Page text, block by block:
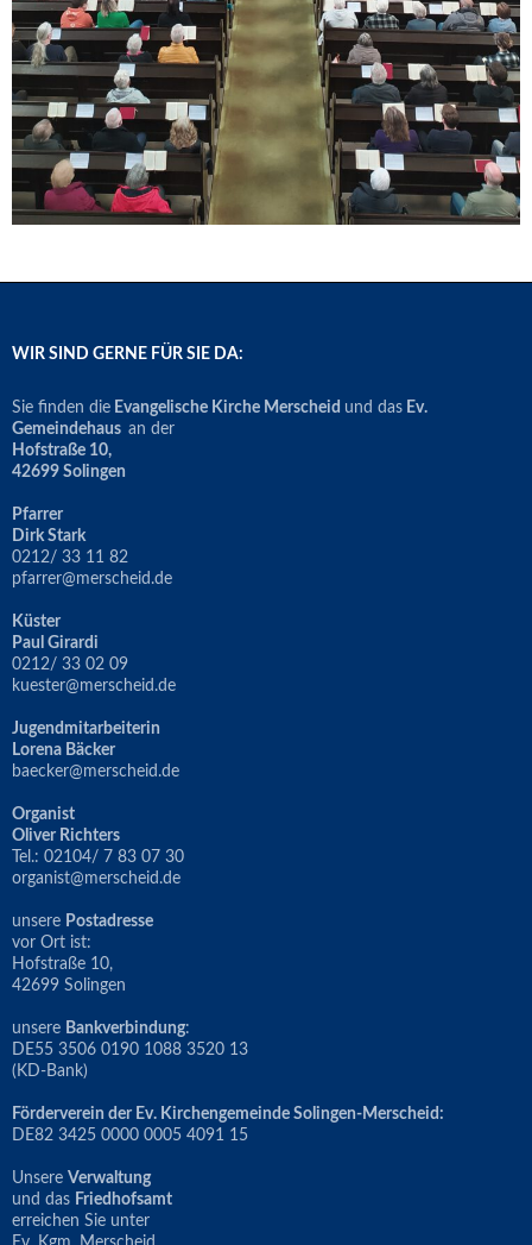
WIR SIND GERNE FÜR SIE DA:
Sie finden die Evangelische Kirche Merscheid und das Ev.
Gemeindehaus an der
Hofstraße 10,
42699 Solingen
Pfarrer
Dirk Stark
0212/ 33 11 82
pfarrer@merscheid.de
Küster
Paul Girardi
0212/ 33 02 09
kuester@merscheid.de
Jugendmitarbeiterin
Lorena Bäcker
baecker@merscheid.de
Organist
Oliver Richters
Tel.: 02104/ 7 83 07 30
organist@merscheid.de
unsere Postadresse
vor Ort ist:
Hofstraße 10,
42699 Solingen
unsere Bankverbindung:
DE55 3506 0190 1088 3520 13
(KD-Bank)
Förderverein der Ev. Kirchengemeinde Solingen-Merscheid:
DE82 3425 0000 0005 4091 15
Unsere Verwaltung
und das Friedhofsamt
erreichen Sie unter